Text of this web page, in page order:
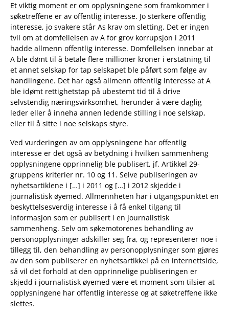
Et viktig moment er om opplysningene som framkommer i
søketreffene er av offentlig interesse. Jo sterkere offentlig
interesse, jo svakere står As krav om sletting. Det er ingen
tvil om at domfellelsen av A for grov korrupsjon i 2011
hadde allmenn offentlig interesse. Domfellelsen innebar at
A ble dømt til å betale flere millioner kroner i erstatning til
et annet selskap for tap selskapet ble påført som følge av
handlingene. Det har også allmenn offentlig interesse at A
ble idømt rettighetstap på ubestemt tid til å drive
selvstendig næringsvirksomhet, herunder å være daglig
leder eller å inneha annen ledende stilling i noe selskap,
eller til å sitte i noe selskaps styre.
Ved vurderingen av om opplysningene har offentlig
interesse er det også av betydning i hvilken sammenheng
opplysningene opprinnelig ble publisert, jf. Artikkel 29-
gruppens kriterier nr. 10 og 11. Selve publiseringen av
nyhetsartiklene i […] i 2011 og […] i 2012 skjedde i
journalistisk øyemed. Allmennheten har i utgangspunktet en
beskyttelsesverdig interesse i å få enkel tilgang til
informasjon som er publisert i en journalistisk
sammenheng. Selv om søkemotorenes behandling av
personopplysninger adskiller seg fra, og representerer noe i
tillegg til, den behandling av personopplysninger som gjøres
av den som publiserer en nyhetsartikkel på en internettside,
så vil det forhold at den opprinnelige publiseringen er
skjedd i journalistisk øyemed være et moment som tilsier at
opplysningene har offentlig interesse og at søketreffene ikke
slettes.